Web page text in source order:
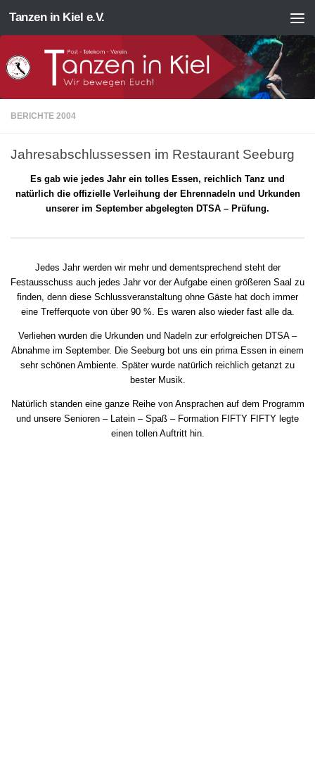
Zum Inhalt springen
Tanzen in Kiel e.V.
BERICHTE 2004
Jahresabschlussessen im Restaurant Seeburg
Es gab wie jedes Jahr ein tolles Essen, reichlich Tanz und
natürlich die offizielle Verleihung der Ehrennadeln und Urkunden
unserer im September abgelegten DTSA – Prüfung.
Jedes Jahr werden wir mehr und dementsprechend steht der
Festausschuss auch jedes Jahr vor der Aufgabe einen größeren Saal zu
finden, denn diese Schlussveranstaltung ohne Gäste hat doch immer
eine Trefferquote von über 90 %. Es waren also wieder fast alle da.
Verliehen wurden die Urkunden und Nadeln zur erfolgreichen DTSA –
Abnahme im September. Die Seeburg bot uns ein prima Essen in einem
sehr schönen Ambiente. Später wurde natürlich reichlich getanzt zu
bester Musik.
Natürlich standen eine ganze Reihe von Ansprachen auf dem Programm
und unsere Senioren – Latein – Spaß – Formation FIFTY FIFTY legte
einen tollen Auftritt hin.